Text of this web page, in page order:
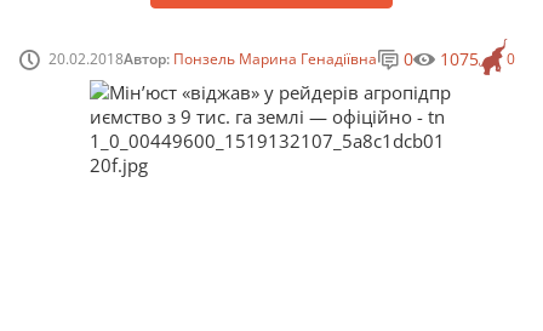
20.02.2018Автор: Понзель Марина Генадіївна 0
0 1075